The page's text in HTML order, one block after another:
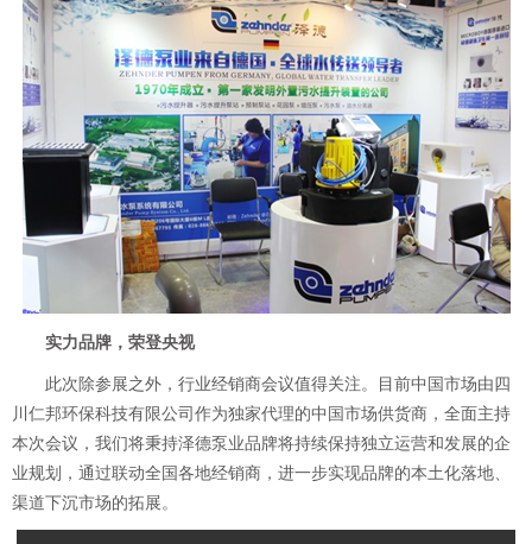
实力品牌，荣登央视
此次除参展之外，行业经销商会议值得关注。目前中国市场由四
川仁邦环保科技有限公司作为独家代理的中国市场供货商，全面主持
本次会议，我们将秉持泽德泵业品牌将持续保持独立运营和发展的企
业规划，通过联动全国各地经销商，进一步实现品牌的本土化落地、
渠道下沉市场的拓展。